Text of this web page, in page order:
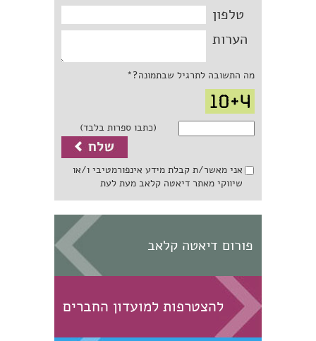
טלפון
הערות
מה התשובה לתרגיל שבתמונה?*
(כתבו ספרות בלבד)
אני מאשר/ת קבלת מידע אינפורמטיבי ו/או
שיווקי מאתר דיאטה קלאב מעת לעת
פורום דיאטה קלאב
להצטרפות למועדון החברים